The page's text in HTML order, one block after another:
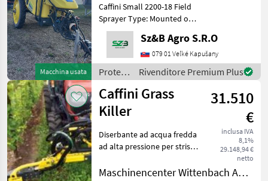
Macchina usata
Caffini Small 2200-18 Field
Sprayer Type: Mounted or
Trailed Field Sprayer (the
"Small" series includes
both). Typically, the 2200-
liter capacity suggest
Sz&B Agro S.R.O
079 01 Veľké Kapušany
Protezione
piante /
Caffini
Rivenditore Premium Plus
Caffini Grass
Killer
31.510
€
inclusa IVA
8,1%
29.148,94 €
netto
Diserbante ad acqua fredda
ad alta pressione per strisce
Decespugliatore Caffini
Maschinencenter Wittenbach AG (Landtechnik)